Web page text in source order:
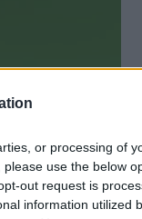
or processing of
use the below
out request is
information utilized
Brüsszel bevételének
is kiélezett volt a
nem volt benne a